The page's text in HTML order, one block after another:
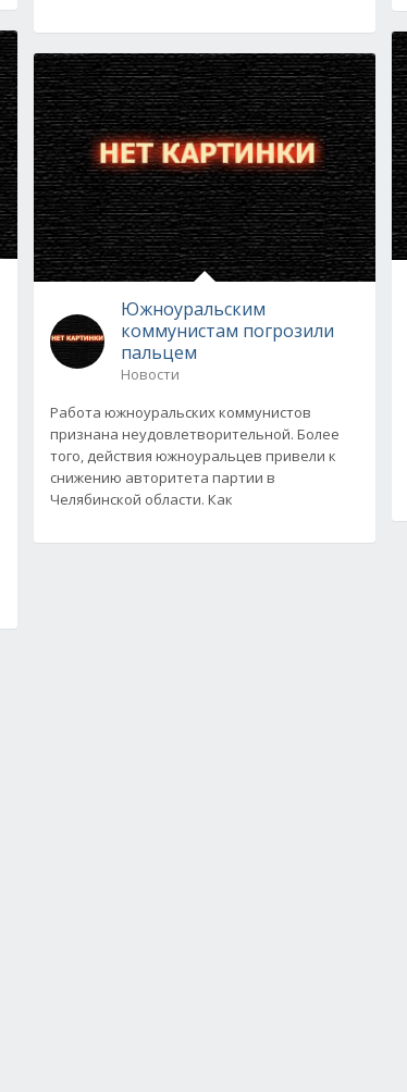
Южноуральским
коммунистам погрозили
пальцем
Новости
Работа южноуральских коммунистов
признана неудовлетворительной. Более
того, действия южноуральцев привели к
снижению авторитета партии в
Челябинской области. Как